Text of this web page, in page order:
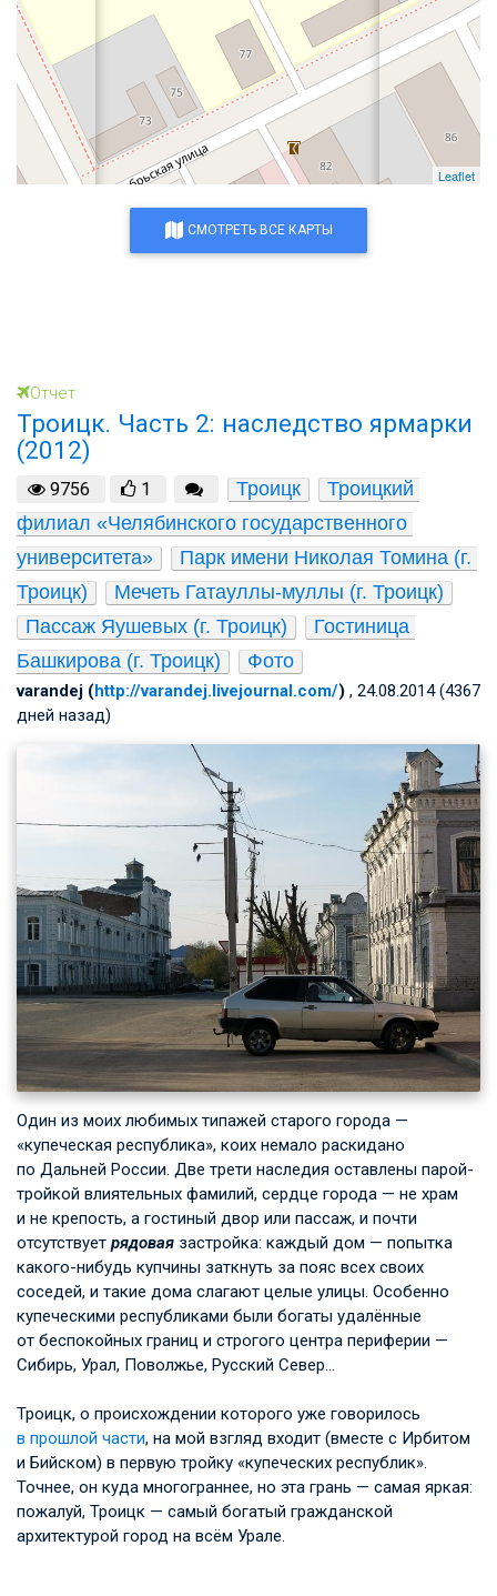
Leaflet
СМОТРЕТЬ ВСЕ КАРТЫ
Отчет
Троицк. Часть 2: наследство ярмарки
(2012)
9756 1 Троицк
Троицкий
филиал «Челябинского государственного
университета»
Парк имени Николая Томина (г.
Троицк)
Мечеть Гатауллы-муллы (г. Троицк)
Пассаж Яушевых (г. Троицк)
Гостиница
Башкирова (г. Троицк)
Фото
varandej (http://varandej.livejournal.com/) , 24.08.2014 (4367
дней назад)
Один из моих любимых типажей старого города —
«купеческая республика», коих немало раскидано
по Дальней России. Две трети наследия оставлены парой-
тройкой влиятельных фамилий, сердце города — не храм
и не крепость, а гостиный двор или пассаж, и почти
отсутствует рядовая застройка: каждый дом — попытка
какого-нибудь купчины заткнуть за пояс всех своих
соседей, и такие дома слагают целые улицы. Особенно
купеческими республиками были богаты удалённые
от беспокойных границ и строгого центра периферии —
Сибирь, Урал, Поволжье, Русский Север…
Троицк, о происхождении которого уже говорилось
в прошлой части, на мой взгляд входит (вместе с Ирбитом
и Бийском) в первую тройку «купеческих республик».
Точнее, он куда многограннее, но эта грань — самая яркая:
пожалуй, Троицк — самый богатый гражданской
архитектурой город на всём Урале.